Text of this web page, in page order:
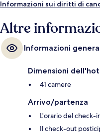
Informazioni sui diritti di
Altre
Informazioni
Dimensioni
41 camere
Arrivo/partenza
L'orario del check-
Il check-out